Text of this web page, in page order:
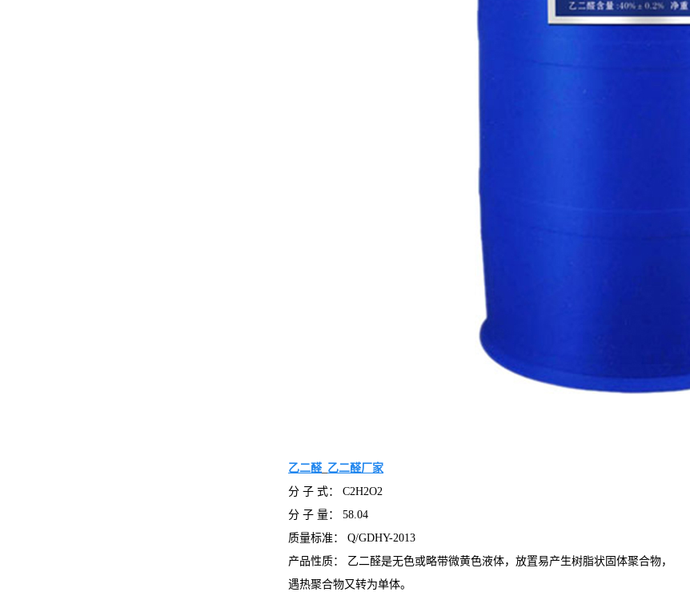
乙二醛_ 乙二醛厂家
分 子 式： C2H2O2
分 子 量： 58.04
质量标准： Q/GDHY-2013
产品性质： 乙二醛是无色或略带微黄色液体，放置易产生树脂状固体聚合物，
遇热聚合物又转为单体。